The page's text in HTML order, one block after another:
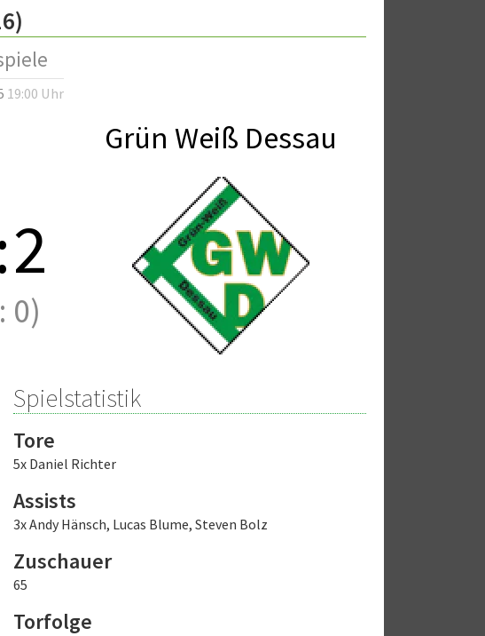
19:00 Uhr
Grün Weiß Dessau
2
: 0)
Spielstatistik
Tore
5x Daniel Richter
Assists
3x Andy Hänsch, Lucas Blume, Steven Bolz
Zuschauer
65
Torfolge